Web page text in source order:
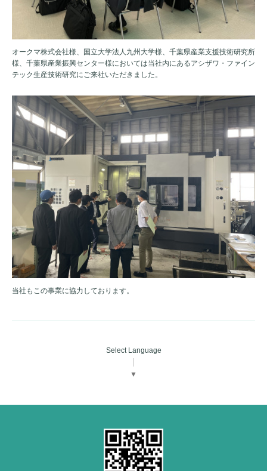
オークマ株式会社様、国立大学法人九州大学様、千葉県産業支援技術研究所
様、千葉県産業振興センター様においては当社内にあるアシザワ・ファイン
テック生産技術研究にご来社いただきました。
当社もこの事業に協力しております。
Select Language
▼